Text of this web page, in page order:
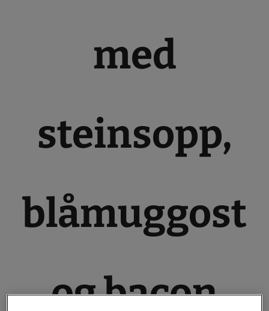
med
steinsopp,
blåmuggost
og bacon